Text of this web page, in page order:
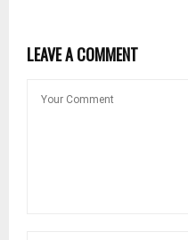
LEAVE A COMMENT